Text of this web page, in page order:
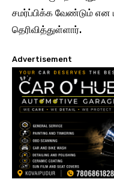
சமர்ப்பிக்க வேண்டும்
தெரிவித்துள்ளார்.
Advertisement